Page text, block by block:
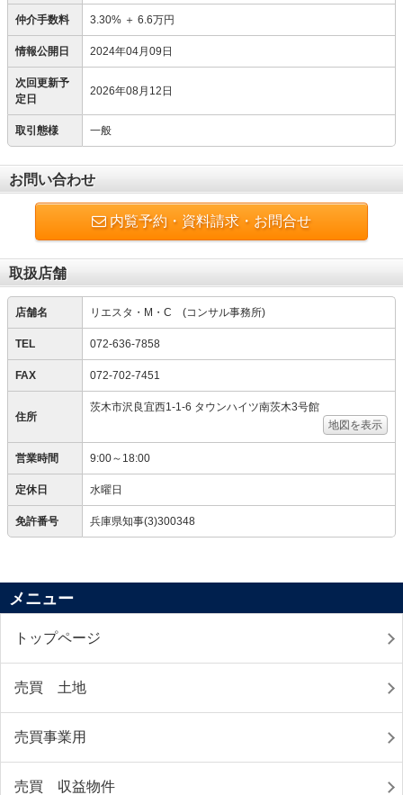
仲介手数料 3.30% ＋ 6.6万円
情報公開日 2024年04月09日
次回更新予
定日
2026年08月12日
取引態様 一般
お問い合わせ
内覧予約・資料請求・お問合せ
取扱店舗
店舗名 リエスタ・M・C (コンサル事務所)
TEL 072-636-7858
FAX 072-702-7451
住所
茨木市沢良宜西1-1-6 タウンハイツ南茨木3号館
地図を表示
営業時間 9:00～18:00
定休日 水曜日
免許番号 兵庫県知事(3)300348
メニュー
トップページ
売買 土地
売買事業用
売買 収益物件